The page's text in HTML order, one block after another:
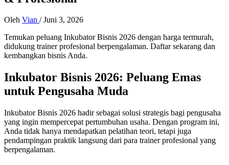
Oleh Vian /Juni 3, 2026
Temukan peluang Inkubator Bisnis 2026 dengan harga termurah,
didukung trainer profesional berpengalaman. Daftar sekarang dan
kembangkan bisnis Anda.
Inkubator Bisnis 2026: Peluang Emas
untuk Pengusaha Muda
Inkubator Bisnis 2026 hadir sebagai solusi strategis bagi pengusaha
yang ingin mempercepat pertumbuhan usaha. Dengan program ini,
Anda tidak hanya mendapatkan pelatihan teori, tetapi juga
pendampingan praktik langsung dari para trainer profesional yang
berpengalaman.